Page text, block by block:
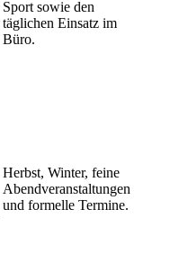
Sport sowie den
täglichen Einsatz im
Büro.
Herbst, Winter, feine
Abendveranstaltungen
und formelle Termine.